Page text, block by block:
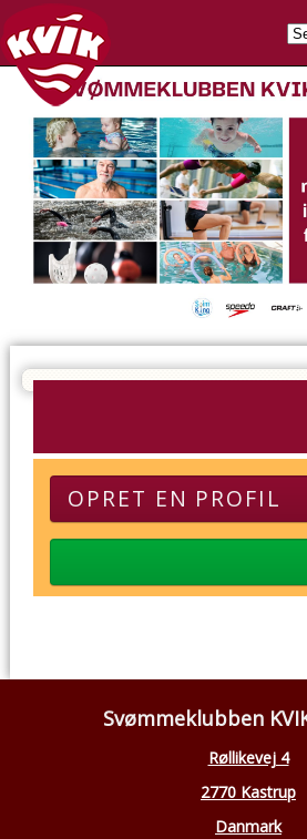
OPRET EN PROFIL
Svømmeklubben
Røllikevej 4
2770 Kastrup
Danmark